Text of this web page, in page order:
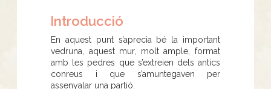
Introducció
En aquest punt s’aprecia bé la important
vedruna, aquest mur, molt ample, format
amb les pedres que s’extreien dels antics
conreus i que s’amuntegaven per
assenyalar una partió.